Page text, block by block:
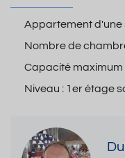
Appartement d'une
Nombre de
Capacité maximum
Niveau : 1er étage